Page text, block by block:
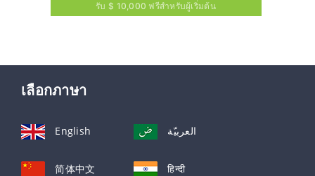
รับ $ 10,000 ฟรีสำหรับผู้เริ่มต้น
เลือกภาษา
English العربيّة
简体中文 हिन्दी